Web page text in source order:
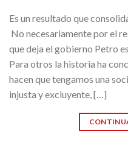
Es un resultado que
No necesariamente por el
que deja el gobierno Petro
Para otros la historia ha
hacen que tengamos una
injusta y excluyente, […]